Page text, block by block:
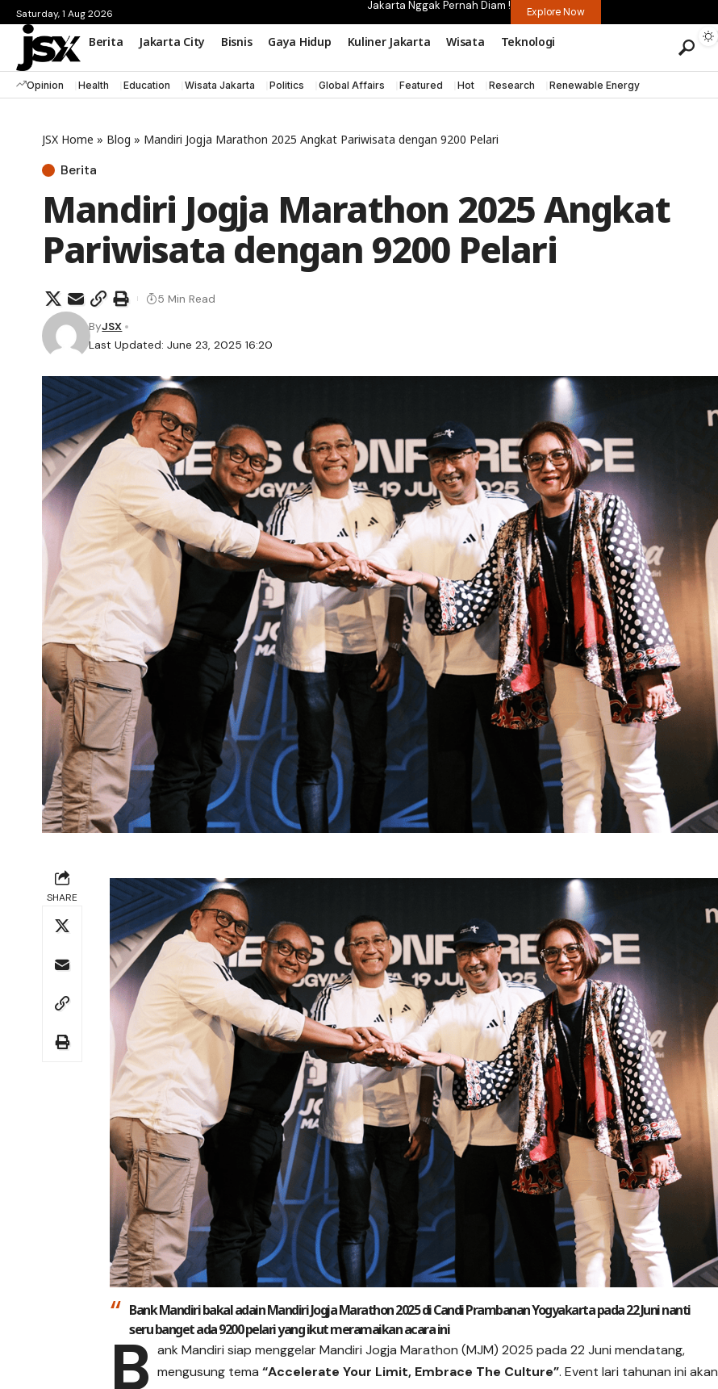
Saturday, 1 Aug 2026
Jakarta Nggak Pernah Diam ! Explore Now
Berita Jakarta City Bisnis Gaya Hidup Kuliner Jakarta Wisata Teknologi
Opinion Health Education Wisata Jakarta Politics Global Affairs Featured Hot Research Renewable Energy
JSX Home » Blog » Mandiri Jogja Marathon 2025 Angkat Pariwisata dengan 9200 Pelari
Berita
Mandiri Jogja Marathon 2025 Angkat
Pariwisata dengan 9200 Pelari
Last Updated: June 23, 2025 16:20
ByJSX
5 Min Read
SHARE
Bank Mandiri bakal adain Mandiri Jogja Marathon 2025 di Candi Prambanan Yogyakarta pada 22 Juni nanti
seru banget ada 9200 pelari yang ikut meramaikan acara ini
B ank Mandiri siap menggelar Mandiri Jogja Marathon (MJM) 2025 pada 22 Juni mendatang,
mengusung tema“Accelerate Your Limit, Embrace The Culture”. Event lari tahunan ini akan